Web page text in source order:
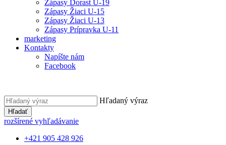
Zápasy Dorast U-19
Zápasy Žiaci U-15
Zápasy Žiaci U-13
Zápasy Prípravka U-11
marketing
Kontakty
Napíšte nám
Facebook
Hľadaný výraz
Hľadať
rozšírené vyhľadávanie
+421 905 428 926